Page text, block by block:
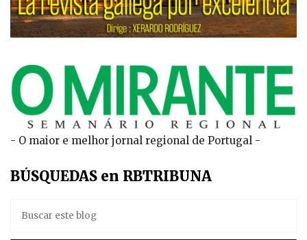
- O maior e melhor jornal regional de Portugal -
BÚSQUEDAS en RBTRIBUNA